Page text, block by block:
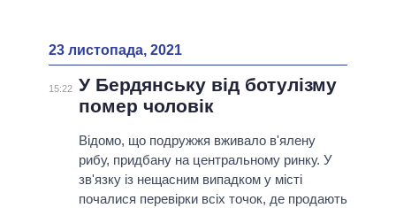
23 листопада, 2021
15:22 У Бердянську від ботулізму
помер чоловік
Відомо, що подружжя вживало в'ялену
рибу, придбану на центральному ринку. У
зв'язку із нещасним випадком у місті
почалися перевірки всіх точок, де продають